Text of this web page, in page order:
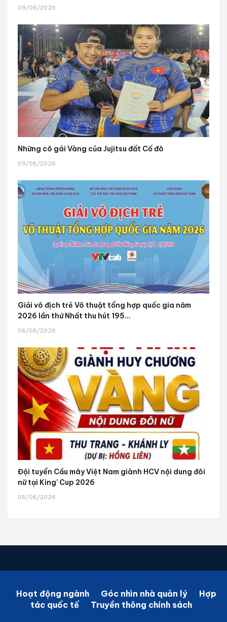
09/08/2026
Những cô gái Vàng của Jujitsu đất Cố đô
09/08/2026
Giải vô địch trẻ Võ thuật tổng hợp quốc gia năm
2026 lần thứ Nhất thu hút 195...
08/08/2026
Đội tuyển Cầu mây Việt Nam giành HCV nội dung đôi
nữ tại King’ Cup 2026
08/08/2026
Hoạt động ngành Góc nhìn nhà quản lý
Hợp
tác quốc tế
Truyền thông chính sách